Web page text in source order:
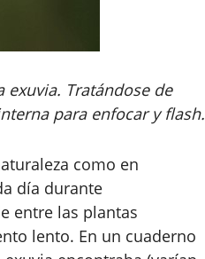
Tratándose de
para enfocar y flash.
como en
día durante
entre las plantas
lento. En un cuaderno